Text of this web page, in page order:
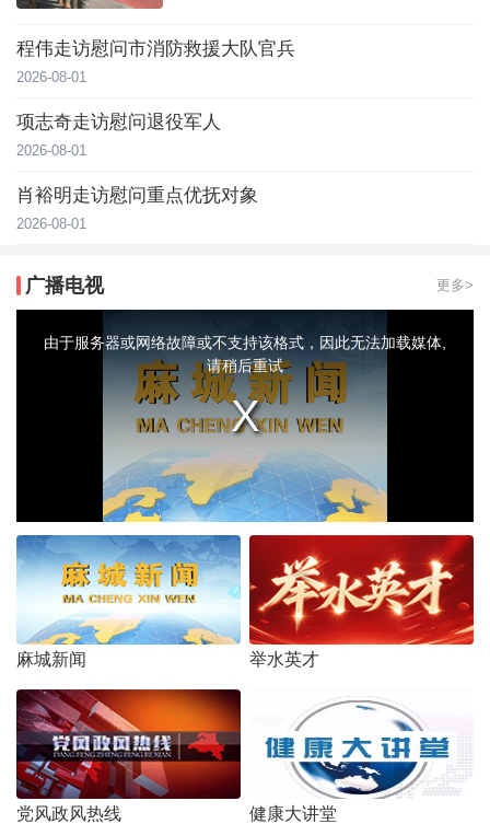
程伟走访慰问市消防救援大队官兵
2026-08-01
项志奇走访慰问退役军人
2026-08-01
肖裕明走访慰问重点优抚对象
2026-08-01
广播电视 更多>
modal由于服务器或网络故障或不支持该格式，因此无法加载媒体,
请稍后重试
麻城新闻 举水英才
党风政风热线 健康大讲堂